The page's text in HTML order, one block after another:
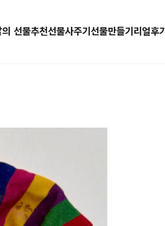
선물추천선물사주기 선물만들기 리얼후기